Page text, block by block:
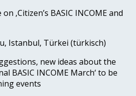
‚Citizen’s BASIC INCOME and
Istanbul, Türkei (türkisch)
new ideas about the
BASIC INCOME March‘ to be
events